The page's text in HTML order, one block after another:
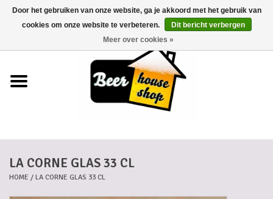
0 Artikelen - €0,00
Biermanden
Blikken
LA CORNE GLAS 33 CL
HOME / LA CORNE GLAS 33 CL
Door het gebruiken van onze website, ga je akkoord met het gebruik van
cookies om onze website te verbeteren.
Dit bericht verbergen
Meer over cookies »